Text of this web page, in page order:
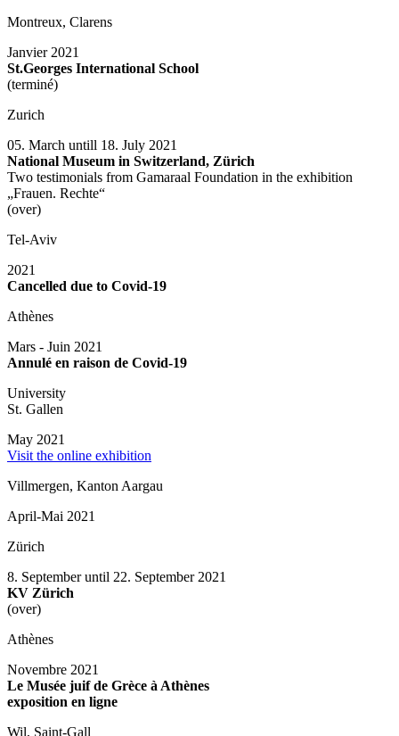
Montreux, Clarens
Janvier 2021
St.Georges International School
(terminé)
Zurich
05. March untill 18. July 2021
National Museum in Switzerland, Zürich
Two testimonials from Gamaraal Foundation in the exhibition
„Frauen. Rechte“
(over)
Tel-Aviv
2021
Cancelled due to Covid-19
Athènes
Mars - Juin 2021
Annulé en raison de Covid-19
University
St. Gallen
May 2021
Visit the online exhibition
Villmergen, Kanton Aargau
April-Mai 2021
Zürich
8. September until 22. September 2021
KV Zürich
(over)
Athènes
Novembre 2021
Le Musée juif de Grèce à Athènes
exposition en ligne
Wil, Saint-Gall